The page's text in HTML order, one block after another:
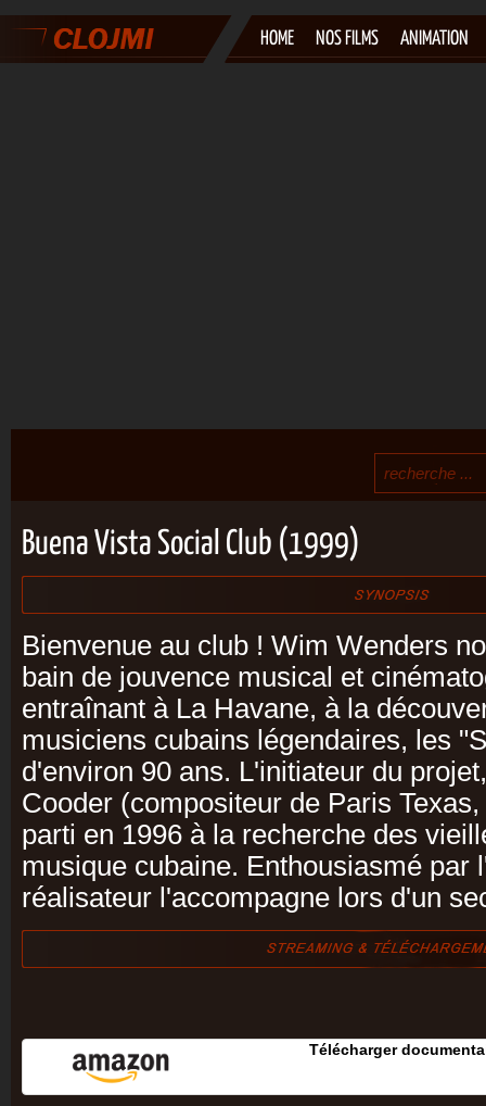
HOME NOS FILMS ANIMATION
Buena Vista Social Club (1999)
Bienvenue au club ! Wim Wenders
bain de jouvence musical et
entraînant à La Havane, à la
musiciens cubains légendaires, les
d'environ 90 ans. L'initiateur du
Cooder (compositeur de Paris
parti en 1996 à la recherche des
musique cubaine. Enthousiasmé par
réalisateur l'accompagne lors d'un
Télécharger